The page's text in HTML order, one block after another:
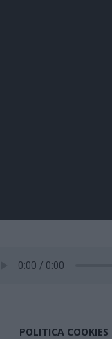
POLITICA COOKIES